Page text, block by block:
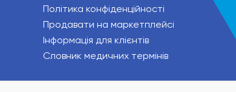
Політика конфіденційності
Продавати на маркетплейсі
Інформація для клієнтів
Словник медичних термінів